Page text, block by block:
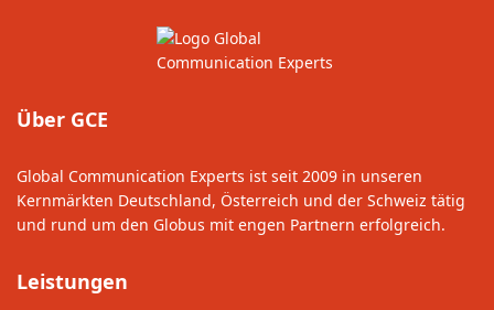
Über GCE
Global Communication Experts ist seit 2009 in unseren
Kernmärkten Deutschland, Österreich und der Schweiz tätig
und rund um den Globus mit engen Partnern erfolgreich.
Leistungen